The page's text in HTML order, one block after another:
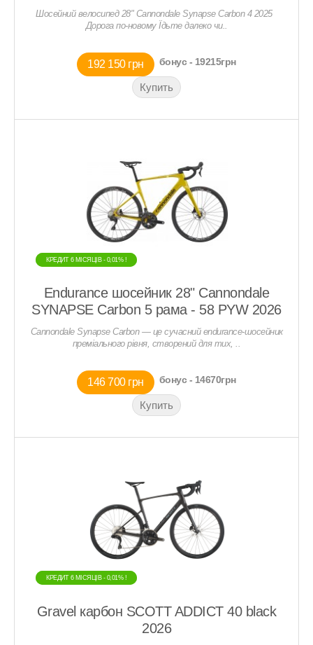
Шосейний велосипед 28" Cannondale Synapse Carbon 4 2025
Дорога по-новому Їдьте далеко чи..
192 150 грн бонус - 19215грн
КРЕДИТ 6 МIСЯЦIВ - 0,01% !
КРЕДИТ 6 МIСЯЦIВ - 0,01% !
Endurance шосейник 28" Cannondale
SYNAPSE Carbon 5 рама - 58 PYW 2026
Cannondale Synapse Carbon — це сучасний endurance-шосейник
преміального рівня, створений для тих, ..
146 700 грн бонус - 14670грн
КРЕДИТ 6 МIСЯЦIВ - 0,01% !
КРЕДИТ 6 МIСЯЦIВ - 0,01% !
Gravel карбон SCOTT ADDICT 40 black
2026